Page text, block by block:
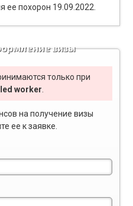
ее похорон 19.09.2022.
визы
только при
worker
на получение визы
ее к заявке.